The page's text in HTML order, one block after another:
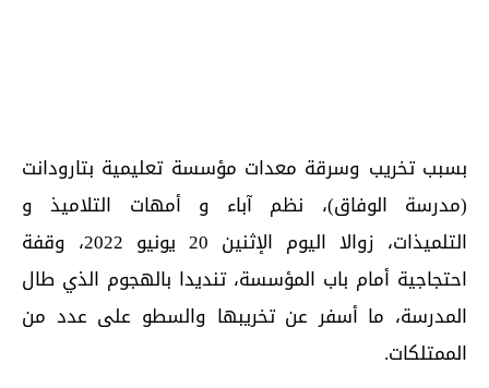
بسبب تخريب وسرقة معدات مؤسسة تعليمية بتارودانت
(مدرسة الوفاق)، نظم آباء و أمهات التلاميذ و
التلميذات، زوالا اليوم الإثنين 20 يونيو 2022، وقفة
احتجاجية أمام باب المؤسسة، تنديدا بالهجوم الذي طال
المدرسة، ما أسفر عن تخريبها والسطو على عدد من
الممتلكات.